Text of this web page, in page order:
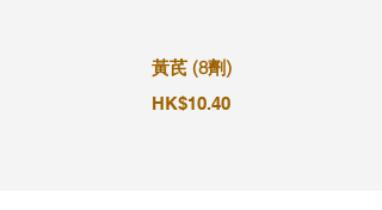
黃芪 (8劑)
HK$10.40